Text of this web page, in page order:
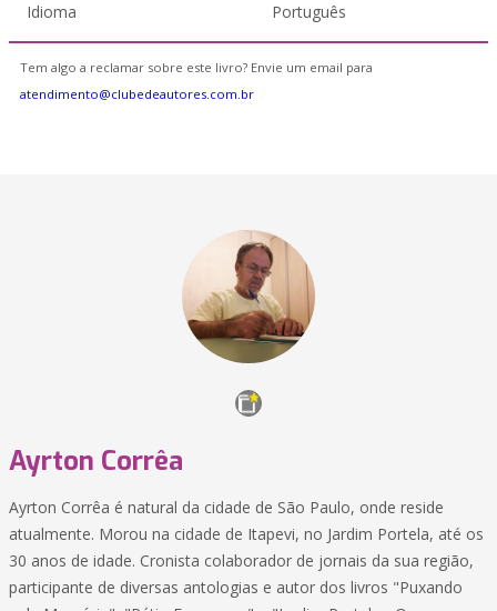
Idioma Português
Tem algo a reclamar sobre este livro? Envie um email para
atendimento@clubedeautores.com.br
Ayrton Corrêa
Ayrton Corrêa é natural da cidade de São Paulo, onde reside
atualmente. Morou na cidade de Itapevi, no Jardim Portela, até os
30 anos de idade. Cronista colaborador de jornais da sua região,
participante de diversas antologias e autor dos livros "Puxando